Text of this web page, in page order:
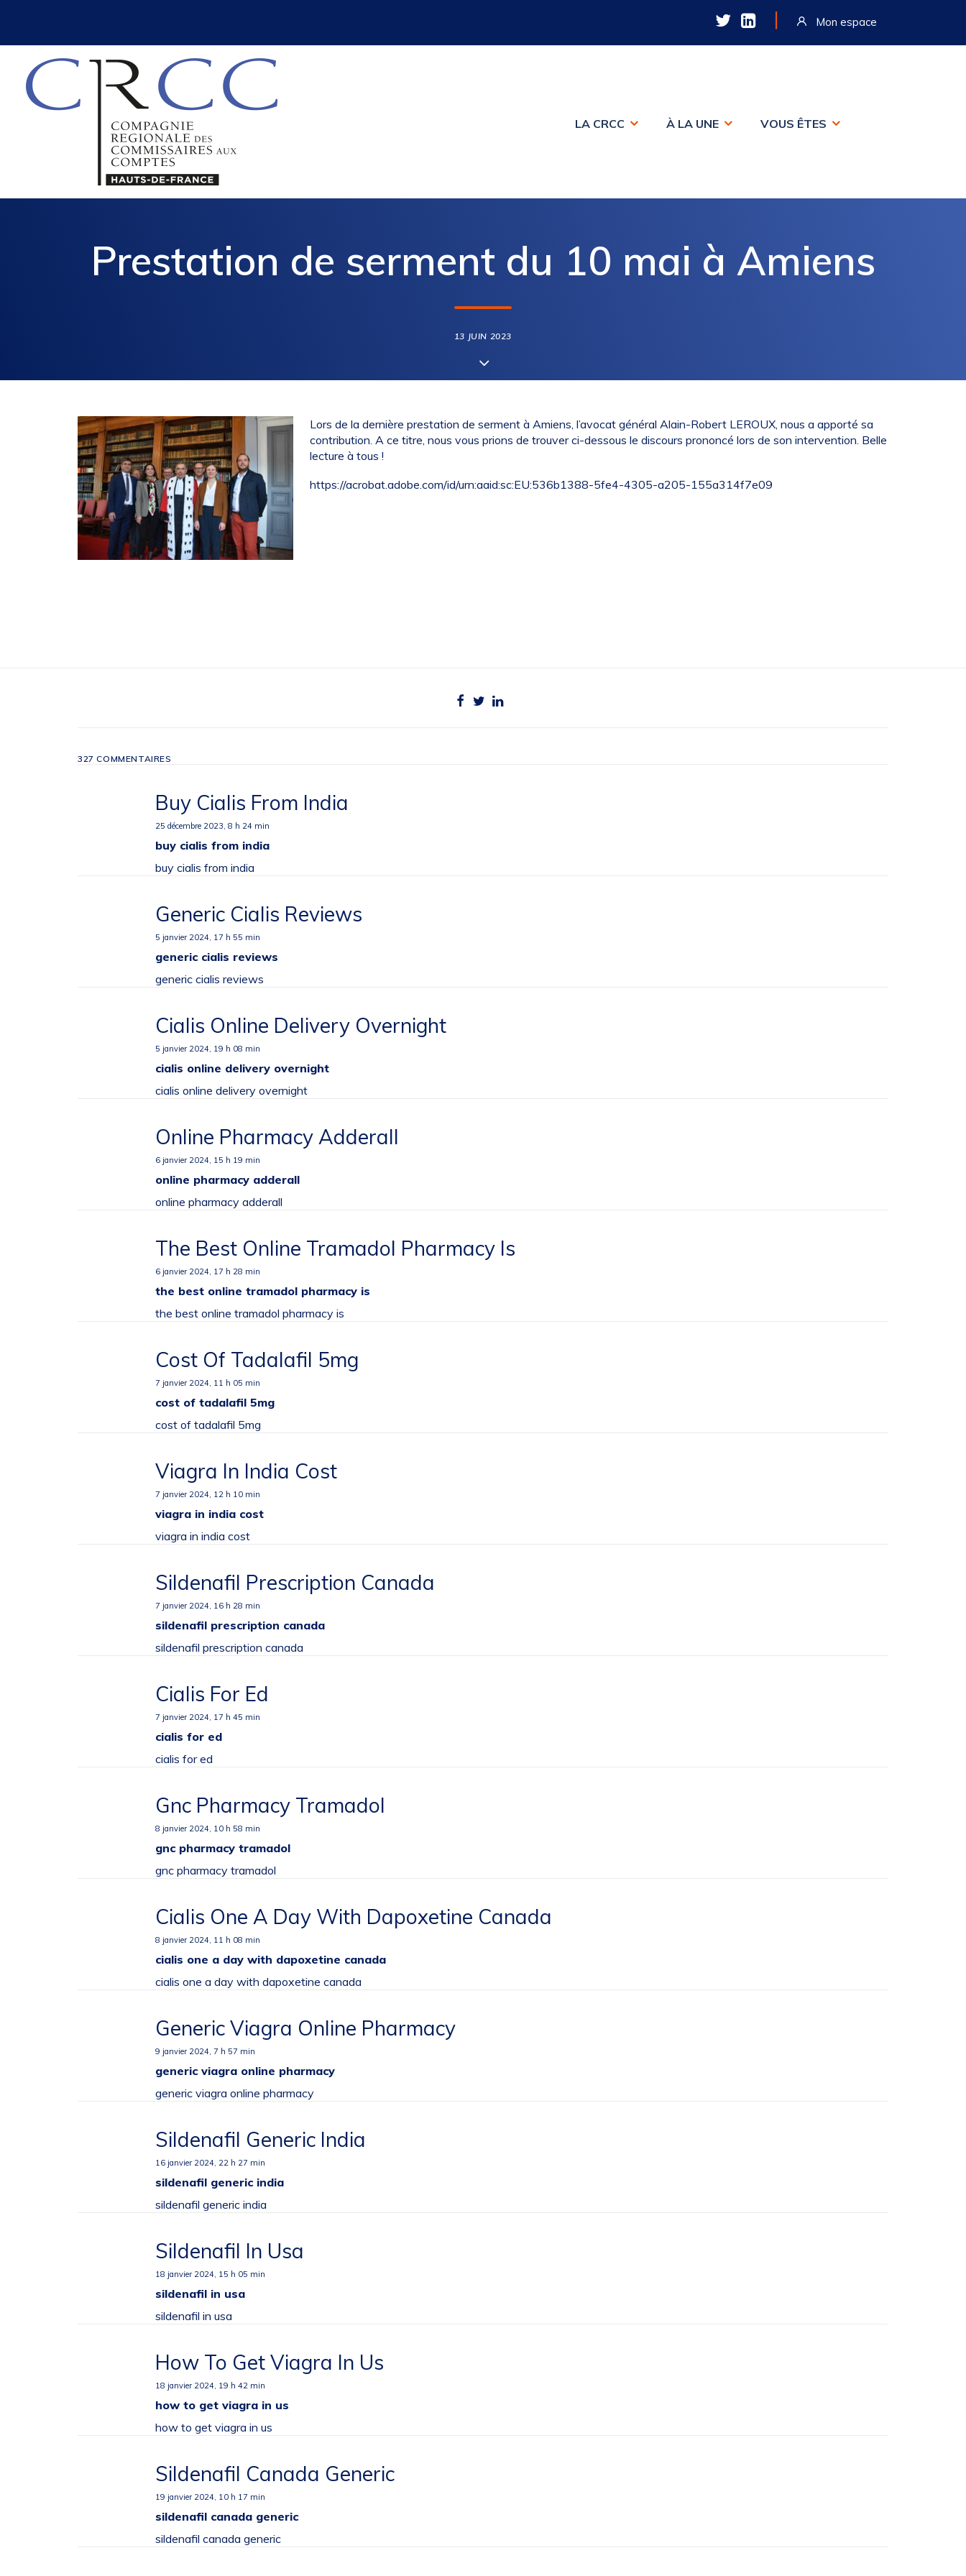
| Mon espace
LA CRCC À LA UNE VOUS ÊTES
Prestation de serment du 10 mai à Amiens
13 JUIN 2023
Lors de la dernière prestation de serment à Amiens, l’avocat général Alain-Robert LEROUX, nous a apporté sa
contribution. A ce titre, nous vous prions de trouver ci-dessous le discours prononcé lors de son intervention. Belle
lecture à tous !
https://acrobat.adobe.com/id/urn:aaid:sc:EU:536b1388-5fe4-4305-a205-155a314f7e09
327 COMMENTAIRES
Buy Cialis From India
25 décembre 2023, 8 h 24 min
buy cialis from india
buy cialis from india
Generic Cialis Reviews
5 janvier 2024, 17 h 55 min
generic cialis reviews
generic cialis reviews
Cialis Online Delivery Overnight
5 janvier 2024, 19 h 08 min
cialis online delivery overnight
cialis online delivery overnight
Online Pharmacy Adderall
6 janvier 2024, 15 h 19 min
online pharmacy adderall
online pharmacy adderall
The Best Online Tramadol Pharmacy Is
6 janvier 2024, 17 h 28 min
the best online tramadol pharmacy is
the best online tramadol pharmacy is
Cost Of Tadalafil 5mg
7 janvier 2024, 11 h 05 min
cost of tadalafil 5mg
cost of tadalafil 5mg
Viagra In India Cost
7 janvier 2024, 12 h 10 min
viagra in india cost
viagra in india cost
Sildenafil Prescription Canada
7 janvier 2024, 16 h 28 min
sildenafil prescription canada
sildenafil prescription canada
Cialis For Ed
7 janvier 2024, 17 h 45 min
cialis for ed
cialis for ed
Gnc Pharmacy Tramadol
8 janvier 2024, 10 h 58 min
gnc pharmacy tramadol
gnc pharmacy tramadol
Cialis One A Day With Dapoxetine Canada
8 janvier 2024, 11 h 08 min
cialis one a day with dapoxetine canada
cialis one a day with dapoxetine canada
Generic Viagra Online Pharmacy
9 janvier 2024, 7 h 57 min
generic viagra online pharmacy
generic viagra online pharmacy
Sildenafil Generic India
16 janvier 2024, 22 h 27 min
sildenafil generic india
sildenafil generic india
Sildenafil In Usa
18 janvier 2024, 15 h 05 min
sildenafil in usa
sildenafil in usa
How To Get Viagra In Us
18 janvier 2024, 19 h 42 min
how to get viagra in us
how to get viagra in us
Sildenafil Canada Generic
19 janvier 2024, 10 h 17 min
sildenafil canada generic
sildenafil canada generic